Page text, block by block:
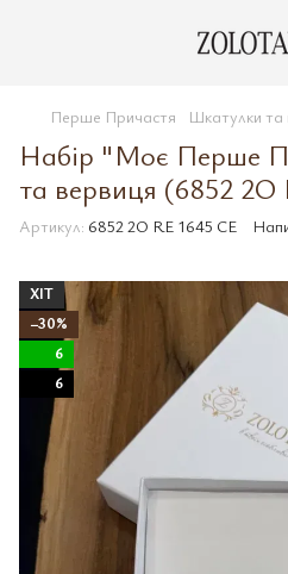
Перше Причастя Шкатулки та
Набір "Моє Перше
та вервиця (6852 2O
Артикул: 6852 2O RE 1645 CE
ХІТ
−30%
6
6